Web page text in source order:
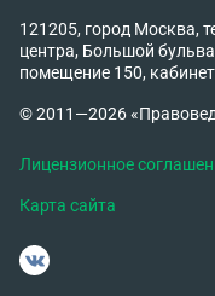
121205, город Москва,
центра, Большой
помещение 150,
© 2011—2026
Лицензионное
Карта сайта